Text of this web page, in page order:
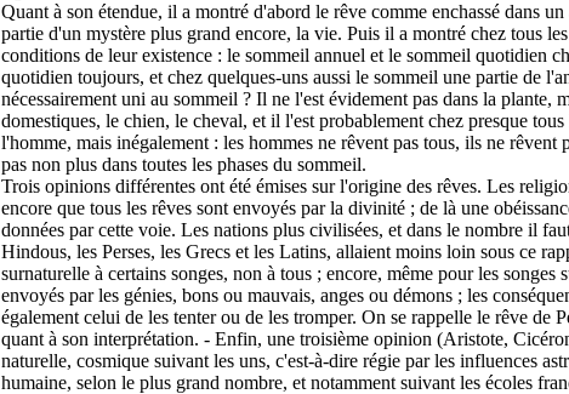
Quant à son étendue, il a montré d'abord le rêve comme enchassé dans
partie d'un mystère plus grand encore, la vie. Puis il a montré chez tous
conditions de leur existence : le sommeil annuel et le sommeil quotidien
quotidien toujours, et chez quelques-uns aussi le sommeil une partie de
nécessairement uni au sommeil ? Il ne l'est évidement pas dans la plante,
domestiques, le chien, le cheval, et il l'est probablement chez presque
l'homme, mais inégalement : les hommes ne rêvent pas tous, ils ne rêvent
pas non plus dans toutes les phases du sommeil.
Trois opinions différentes ont été émises sur l'origine des rêves. Les
encore que tous les rêves sont envoyés par la divinité ; de là une
données par cette voie. Les nations plus civilisées, et dans le nombre il
Hindous, les Perses, les Grecs et les Latins, allaient moins loin sous ce
surnaturelle à certains songes, non à tous ; encore, même pour les
envoyés par les génies, bons ou mauvais, anges ou démons ; les
également celui de les tenter ou de les tromper. On se rappelle le rêve de
quant à son interprétation. - Enfin, une troisième opinion (Aristote,
naturelle, cosmique suivant les uns, c'est-à-dire régie par les influences
humaine, selon le plus grand nombre, et notamment suivant les écoles